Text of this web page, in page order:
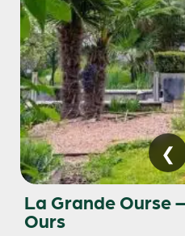
La Grande Ourse
Ours